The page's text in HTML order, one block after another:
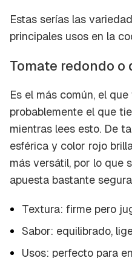
Estas serías las
principales usos en la
Tomate redondo o
Es el más común, el
probablemente el que
mientras lees esto. De
esférica y color rojo
más versátil, por lo que
apuesta bastante
Textura: firme pero
Sabor: equilibrado,
Usos: perfecto para